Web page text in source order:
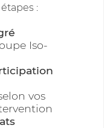
:
Iso-
vos